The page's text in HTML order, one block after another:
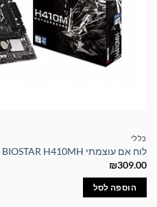
כללי
לוח אם עוצמתי BIOSTAR H410MH
₪309.00
הוספה לסל